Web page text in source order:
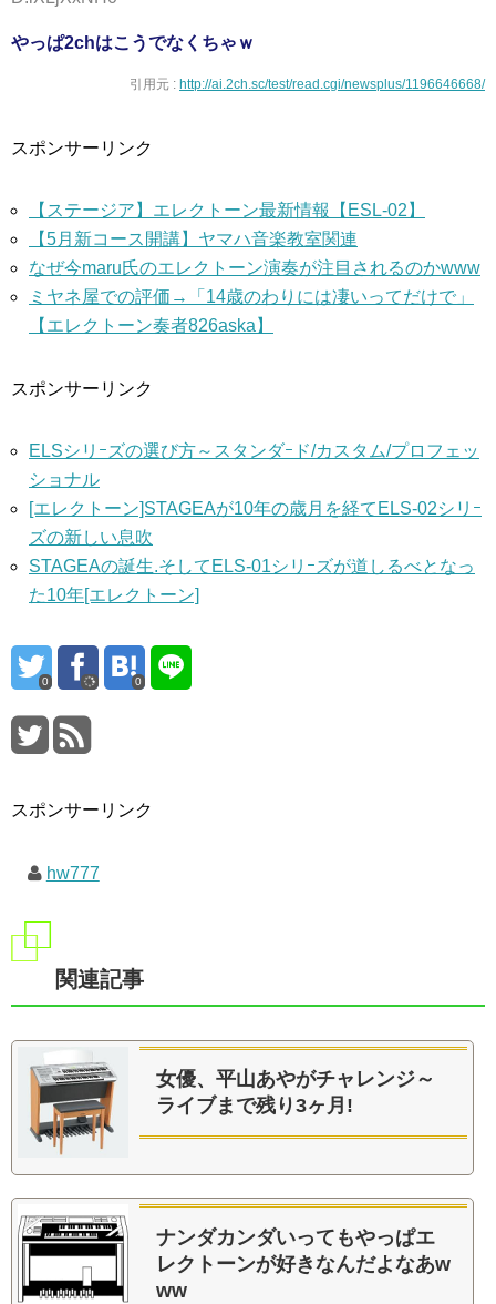
やっぱ2chはこうでなくちゃｗ
引用元 : http://ai.2ch.sc/test/read.cgi/newsplus/1196646668/
スポンサーリンク
【ステージア】エレクトーン最新情報【ESL-02】
【5月新コース開講】ヤマハ音楽教室関連
なぜ今maru氏のエレクトーン演奏が注目されるのかwww
ミヤネ屋での評価→「14歳のわりには凄いってだけで」
【エレクトーン奏者826aska】
スポンサーリンク
ELSシリｰズの選び方～スタンダｰド/カスタム/プロフェッ
ショナル
[エレクトーン]STAGEAが10年の歳月を経てELS-02シリｰ
ズの新しい息吹
STAGEAの誕生.そしてELS-01シリｰズが道しるべとなっ
た10年[エレクトーン]
0 0
スポンサーリンク
hw777
関連記事
女優、平山あやがチャレンジ～
ライブまで残り3ヶ月!
ナンダカンダいってもやっぱエ
レクトーンが好きなんだよなあw
ww